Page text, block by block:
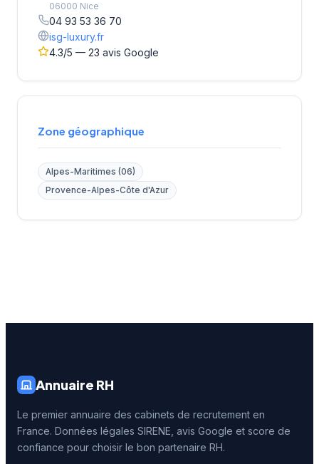
06000 Nice
04 93 53 36 70
isg-luxury.fr
4.3/5 — 23 avis Google
Zone géographique
Alpes-Maritimes (06)
Provence-Alpes-Côte d'Azur
Annuaire RH
Le premier annuaire des cabinets de recrutement en
France. Données légales SIRENE, avis Google et score de
confiance pour choisir le bon partenaire RH.